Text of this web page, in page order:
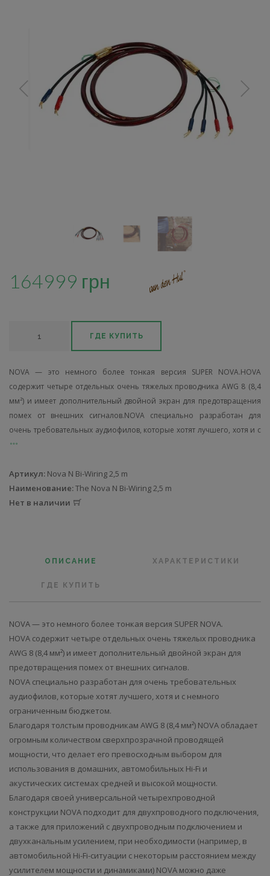
164999 грн
ГДЕ КУПИТЬ
NOVA — это немного более тонкая версия SUPER NOVA.НOVA
содержит четыре отдельных очень тяжелых проводника AWG 8 (8,4
мм²) и имеет дополнительный двойной экран для предотвращения
помех от внешних сигналов.NOVA специально разработан для
очень требовательных аудиофилов, которые хотят лучшего, хотя и с
Артикул: Nova N Bi-Wiring 2,5 m
Наименование:The Nova N Bi-Wiring 2,5 m
Нет в наличии
ОПИСАНИЕ ХАРАКТЕРИСТИКИ
ГДЕ КУПИТЬ
NOVA — это немного более тонкая версия SUPER NOVA.
НOVA содержит четыре отдельных очень тяжелых проводника
AWG 8 (8,4 мм²) и имеет дополнительный двойной экран для
предотвращения помех от внешних сигналов.
NOVA специально разработан для очень требовательных
аудиофилов, которые хотят лучшего, хотя и с немного
ограниченным бюджетом.
Благодаря толстым проводникам AWG 8 (8,4 мм²) NOVA обладает
огромным количеством сверхпрозрачной проводящей
мощности, что делает его превосходным выбором для
использования в домашних, автомобильных Hi-Fi и
акустических системах средней и высокой мощности.
Благодаря своей универсальной четырехпроводной
конструкции NOVA подходит для двухпроводного подключения,
а также для приложений с двухпроводным подключением и
двухканальным усилением, при необходимости (например, в
автомобильной Hi-Fi-ситуации с некоторым расстоянием между
усилителем мощности и динамиками) NOVA можно даже